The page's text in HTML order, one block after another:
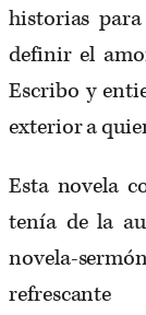
historias para
definir el
Escribo y
exterior a
Esta novela
tenía de la
novela-